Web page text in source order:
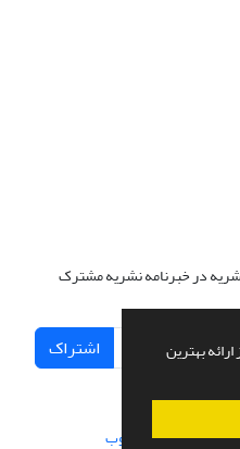
بهترین
در خبرنامه نشریه مشترک
اشتراک
پیاده سازی از سیناوب